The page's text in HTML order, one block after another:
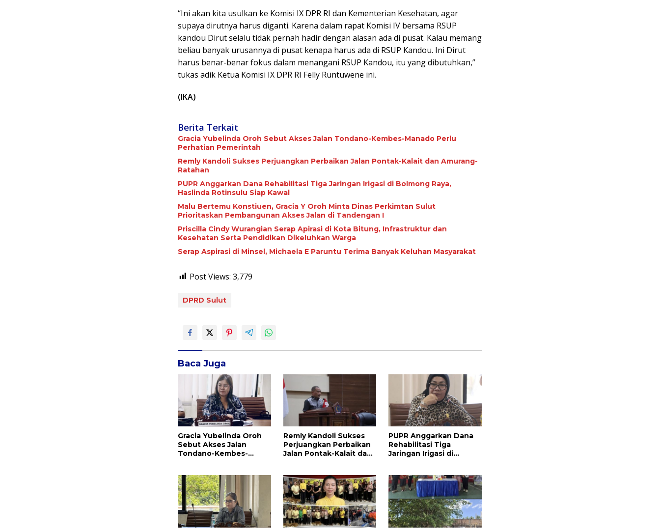
“Ini akan kita usulkan ke Komisi IX DPR RI dan Kementerian Kesehatan, agar
supaya dirutnya harus diganti. Karena dalam rapat Komisi IV bersama RSUP
kandou Dirut selalu tidak pernah hadir dengan alasan ada di pusat. Kalau memang
beliau banyak urusannya di pusat kenapa harus ada di RSUP Kandou. Ini Dirut
harus benar-benar fokus dalam menangani RSUP Kandou, itu yang dibutuhkan,”
tukas adik Ketua Komisi IX DPR RI Felly Runtuwene ini.
(IKA)
Berita Terkait
Gracia Yubelinda Oroh Sebut Akses Jalan Tondano-Kembes-Manado Perlu
Perhatian Pemerintah
Remly Kandoli Sukses Perjuangkan Perbaikan Jalan Pontak-Kalait dan Amurang-
Ratahan
PUPR Anggarkan Dana Rehabilitasi Tiga Jaringan Irigasi di Bolmong Raya,
Haslinda Rotinsulu Siap Kawal
Malu Bertemu Konstiuen, Gracia Y Oroh Minta Dinas Perkimtan Sulut
Prioritaskan Pembangunan Akses Jalan di Tandengan I
Priscilla Cindy Wurangian Serap Apirasi di Kota Bitung, Infrastruktur dan
Kesehatan Serta Pendidikan Dikeluhkan Warga
Serap Aspirasi di Minsel, Michaela E Paruntu Terima Banyak Keluhan Masyarakat
Post Views: 3,779
DPRD Sulut
Baca Juga
Gracia Yubelinda Oroh
Sebut Akses Jalan
Tondano-Kembes-
Remly Kandoli Sukses
Perjuangkan Perbaikan
Jalan Pontak-Kalait dan
PUPR Anggarkan Dana
Rehabilitasi Tiga
Jaringan Irigasi di